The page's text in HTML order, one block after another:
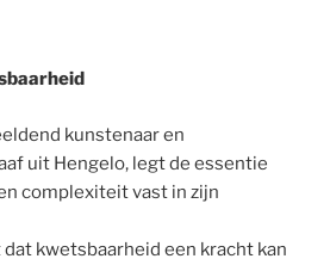
kunstenaar en
uit Hengelo, legt de essentie
complexiteit vast in zijn
kwetsbaarheid een kracht kan